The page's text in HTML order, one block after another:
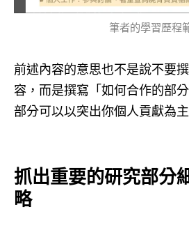
筆者的學習歷程
前述內容的意思也不是說不要
容，而是撰寫「如何合作的部
部分可以以突出你個人貢獻為主
抓出重要的研究部分
略